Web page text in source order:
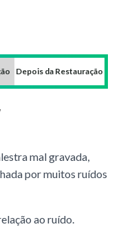
Depois da Restauração
mal gravada,
por muitos ruídos
ao ruído.